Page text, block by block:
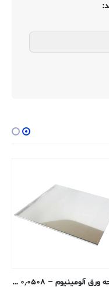
صفحه ورق آلومینیوم – ۰٫۰۵۰۸ سانتی متری – ۵۰۵۲-H32